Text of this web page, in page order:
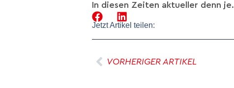
In diesen Zeiten aktueller denn je.
Jetzt Artikel teilen:
VORHERIGER ARTIKEL